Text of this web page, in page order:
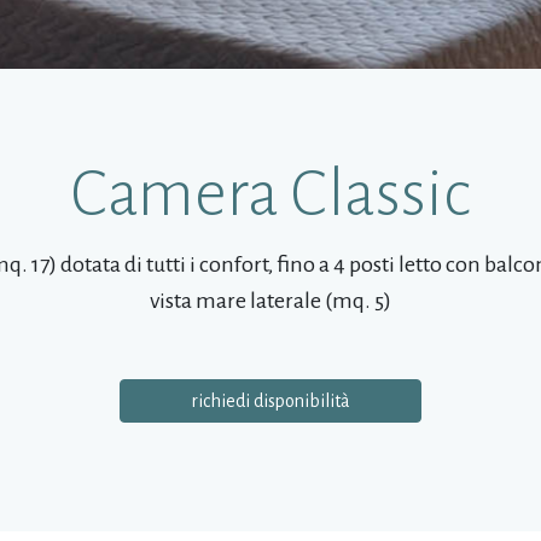
Camera Classic
17) dotata di tutti i confort, fino a 4 posti letto con
vista mare laterale (mq. 5)
richiedi disponibilità